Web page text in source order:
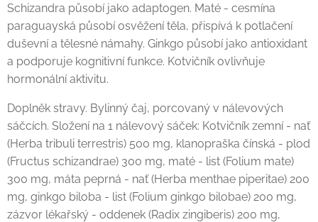
Schizandra působí jako adaptogen. Maté - cesmína
paraguayská působí osvěžení těla, přispívá k potlačení
duševní a tělesné námahy. Ginkgo působí jako antioxidant
a podporuje kognitivní funkce. Kotvičník ovlivňuje
hormonální aktivitu.
Doplněk stravy. Bylinný čaj, porcovaný v nálevových
sáčcích. Složení na 1 nálevový sáček: Kotvičník zemní - nať
(Herba tribuli terrestris) 500 mg, klanopraška čínská - plod
(Fructus schizandrae) 300 mg, maté - list (Folium mate)
300 mg, máta peprná - nať (Herba menthae piperitae) 200
mg, ginkgo biloba - list (Folium ginkgo bilobae) 200 mg,
zázvor lékařský - oddenek (Radix zingiberis) 200 mg,